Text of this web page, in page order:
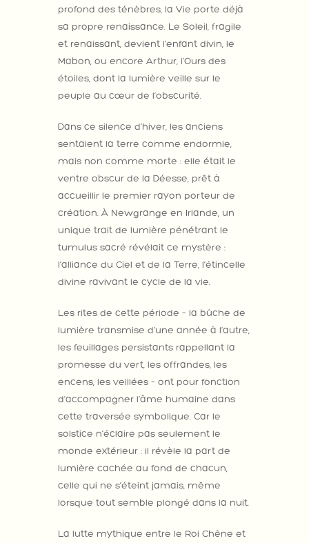
profond des ténèbres, la Vie porte déjà
sa propre renaissance. Le Soleil, fragile
et renaissant, devient l’enfant divin, le
Mabon, ou encore Arthur, l’Ours des
étoiles, dont la lumière veille sur le
peuple au cœur de l’obscurité.
Dans ce silence d’hiver, les anciens
sentaient la terre comme endormie,
mais non comme morte : elle était le
ventre obscur de la Déesse, prêt à
accueillir le premier rayon porteur de
création. À Newgrange en Irlande, un
unique trait de lumière pénétrant le
tumulus sacré révélait ce mystère :
l’alliance du Ciel et de la Terre, l’étincelle
divine ravivant le cycle de la vie.
Les rites de cette période – la bûche de
lumière transmise d’une année à l’autre,
les feuillages persistants rappellant la
promesse du vert, les offrandes, les
encens, les veillées – ont pour fonction
d’accompagner l’âme humaine dans
cette traversée symbolique. Car le
solstice n’éclaire pas seulement le
monde extérieur : il révèle la part de
lumière cachée au fond de chacun,
celle qui ne s’éteint jamais, même
lorsque tout semble plongé dans la nuit.
La lutte mythique entre le Roi Chêne et